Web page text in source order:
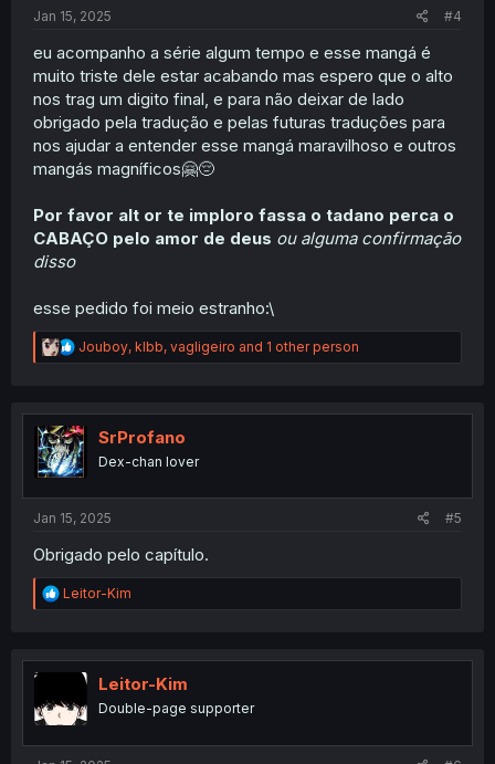
Jan 15, 2025 #4
eu acompanho a série algum tempo e esse mangá é
muito triste dele estar acabando mas espero que o alto
nos trag um digito final, e para não deixar de lado
obrigado pela tradução e pelas futuras traduções para
nos ajudar a entender esse mangá maravilhoso e outros
mangás magníficos🤗😔
Por favor alt or te imploro fassa o tadano perca o
CABAÇO pelo amor de deus ou alguma confirmação
disso
esse pedido foi meio estranho:\
R
e
t
i
o
n
Jouboy, klbb, vagligeiro and 1 other person
SrProfano
Dex-chan lover
Jan 15, 2025 #5
Obrigado pelo capítulo.
R
e
t
o
n
Leitor-Kim
Leitor-Kim
Double-page supporter